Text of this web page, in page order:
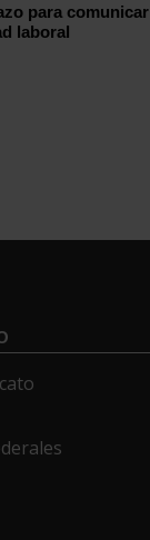
para comunicar
laboral